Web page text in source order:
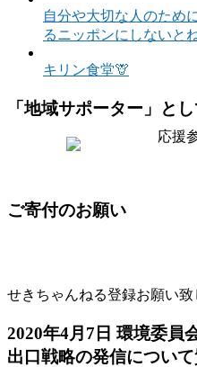
自分や大切な人のため
るニッポンにしないと
キリン食堂🦒
「地域サポーター」と
ご寄付のお願い
せきちゃんねる登録お願い致
2020年4月7日 環境委員
出口戦略の発信について